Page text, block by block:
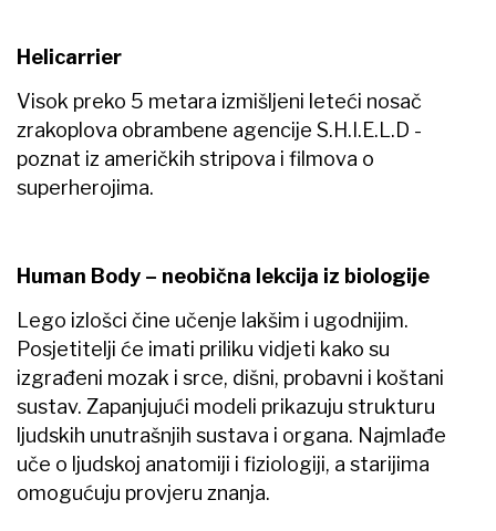
Helicarrier
Visok preko 5 metara izmišljeni leteći nosač
zrakoplova obrambene agencije S.H.I.E.L.D -
poznat iz američkih stripova i filmova o
superherojima.
Human Body – neobična lekcija iz biologije
Lego izlošci čine učenje lakšim i ugodnijim.
Posjetitelji će imati priliku vidjeti kako su
izgrađeni mozak i srce, dišni, probavni i koštani
sustav. Zapanjujući modeli prikazuju strukturu
ljudskih unutrašnjih sustava i organa. Najmlađe
uče o ljudskoj anatomiji i fiziologiji, a starijima
omogućuju provjeru znanja.